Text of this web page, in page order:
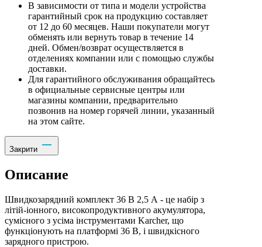
В зависимости от типа и модели устройства
гарантийный срок на продукцию составляет
от 12 до 60 месяцев. Наши покупатели могут
обменять или вернуть товар в течение 14
дней. Обмен/возврат осуществляется в
отделениях компании или с помощью службы
доставки.
Для гарантийного обслуживания обращайтесь
в официальные сервисные центры или
магазины компании, предварительно
позвонив на номер горячей линии, указанный
на этом сайте.
Закрити
Описание
Швидкозарядний комплект 36 В 2,5 А - це набір з
літій-іонного, високопродуктивного акумулятора,
сумісного з усіма інструментами Karcher, що
функціонують на платформі 36 В, і швидкісного
зарядного пристрою.